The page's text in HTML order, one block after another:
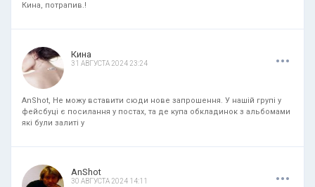
Кина, потрапив.!
Кина
31 АВГУСТА 2024 23:24 ...
AnShot, Не можу вставити сюди нове запрошення. У нашій групі у
фейсбуці є посилання у постах, та де купа обкладинок з альбомами
які були залиті у
AnShot
30 АВГУСТА 2024 14:11 ...